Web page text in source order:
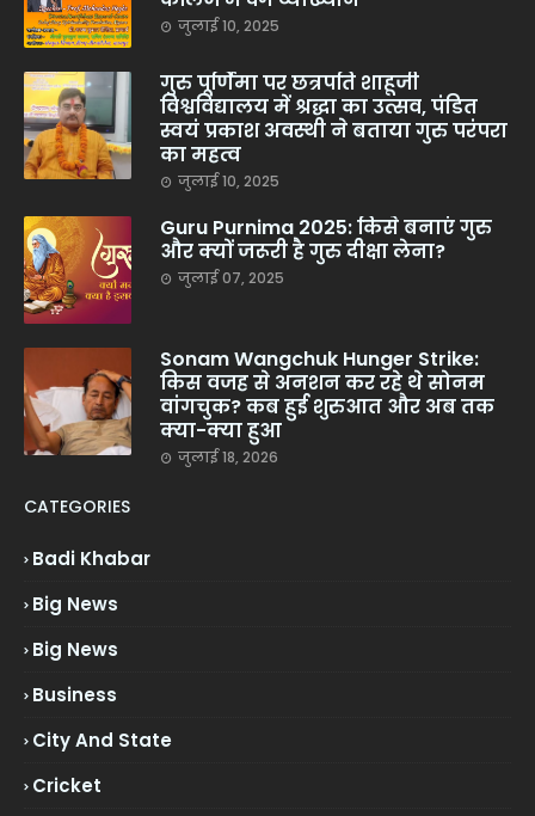
जुलाई 10, 2025
गुरु पूर्णिमा पर छत्रपति शाहूजी
विश्वविद्यालय में श्रद्धा का उत्सव, पंडित
स्वयं प्रकाश अवस्थी ने बताया गुरु परंपरा
का महत्व
जुलाई 10, 2025
Guru Purnima 2025: किसे बनाएं गुरु
और क्यों जरूरी है गुरु दीक्षा लेना?
जुलाई 07, 2025
Sonam Wangchuk Hunger Strike:
किस वजह से अनशन कर रहे थे सोनम
वांगचुक? कब हुई शुरुआत और अब तक
क्या-क्या हुआ
जुलाई 18, 2026
CATEGORIES
Badi Khabar
Big News
Big News
Business
City And State
Cricket